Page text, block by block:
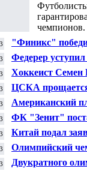
чемпионов.
"Финикс"
чемпионата НХЛ
Федерер
ATP
Хоккеист Семен
восстановлена
ЦСКА прощается
в Лиге Европы
Американский
столкнувшись
ФК "Зенит"
"Порту" в
Китай подал
игр 2022 года
Олимпийский
рекорд
Двукратного